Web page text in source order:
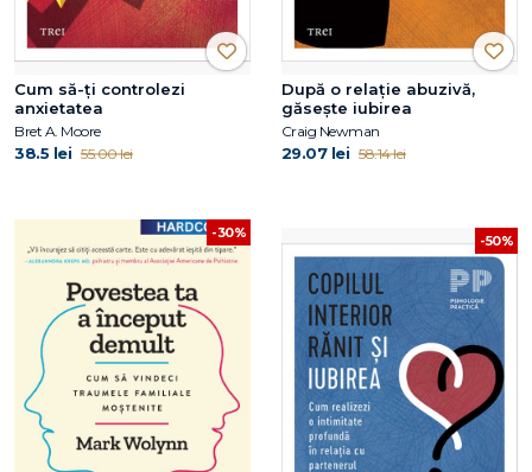
Cum să-ți controlezi
anxietatea
Bret A. Moore
38.5 lei 55.00 lei
După o relație abuzivă,
găsește iubirea
Craig Newman
29.07 lei 58.14 lei
-30%
-50%